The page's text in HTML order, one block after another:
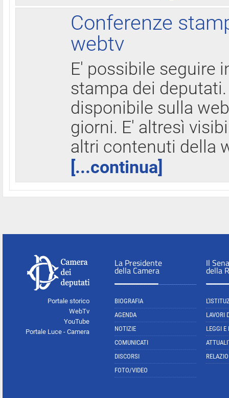
Conferenze
webtv
E' possibile seguire
stampa dei
disponibile sulla
giorni. E' altresì
altri contenuti della
[...continua]
Portale storico
WebTv
YouTube
Portale Luce - Camera
La Presidente
della Camera
BIOGRAFIA
AGENDA
NOTIZIE
COMUNICATI
DISCORSI
FOTO/VIDEO
Il
della
LAVORI
LEGGI E